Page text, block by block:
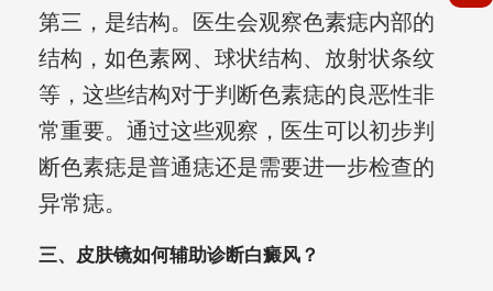
第三，是结构。医生会观察色素痣内部的
结构，如色素网、球状结构、放射状条纹
等，这些结构对于判断色素痣的良恶性非
常重要。通过这些观察，医生可以初步判
断色素痣是普通痣还是需要进一步检查的
异常痣。
三、皮肤镜如何辅助诊断白癜风？